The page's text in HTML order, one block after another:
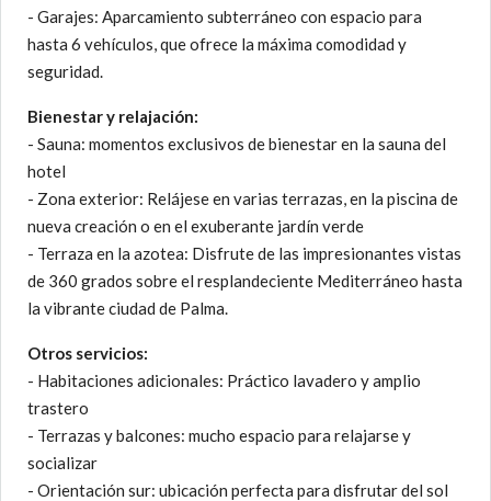
- Garajes: Aparcamiento subterráneo con espacio para
hasta 6 vehículos, que ofrece la máxima comodidad y
seguridad.
Bienestar y relajación:
- Sauna: momentos exclusivos de bienestar en la sauna del
hotel
- Zona exterior: Relájese en varias terrazas, en la piscina de
nueva creación o en el exuberante jardín verde
- Terraza en la azotea: Disfrute de las impresionantes vistas
de 360 grados sobre el resplandeciente Mediterráneo hasta
la vibrante ciudad de Palma.
Otros servicios:
- Habitaciones adicionales: Práctico lavadero y amplio
trastero
- Terrazas y balcones: mucho espacio para relajarse y
socializar
- Orientación sur: ubicación perfecta para disfrutar del sol